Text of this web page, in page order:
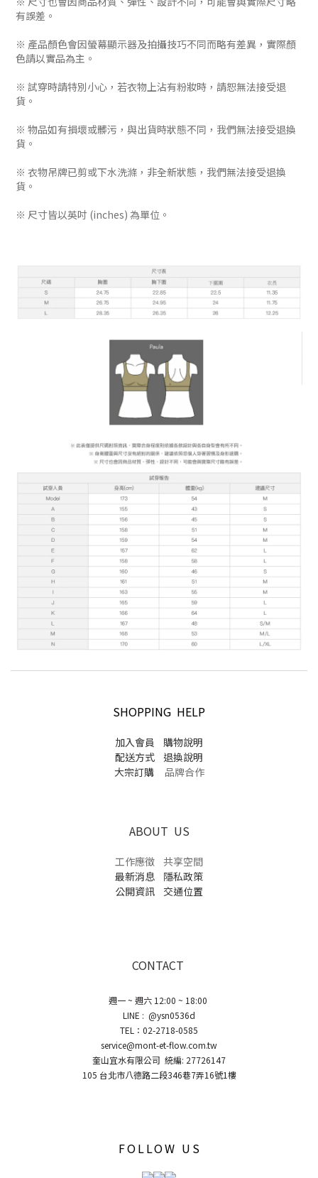
有誤差。
※ 產品顏色會因螢幕顯示器及拍攝技巧不同而略有差異，實際顏
色請以實品為主。
※ 試穿時請特別小心，若衣物上沾有粉妝時，請恕無法接受退
貨。
※ 物品如有損壞或髒污，與出貨時狀態不同，我們無法接受退換
貨。
※ 衣物吊牌已剪或下水洗滌，非全新狀態，我們無法接受退換
貨。
※ 尺寸皆以英吋 (inches) 為單位。
SHOPPING HELP
加入會員
購物說明
配送方式
退換說明
大宗訂購品牌合作
ABOUT US
工作應徵 共享空間
最新消息
隱私政策
公開資訊
交通位置
CONTACT
週一 ~ 週六 12:00 ~ 18:00
LINE : @ysn0536d
TEL：02-2718-0585
service@mont-et-flow.com.tw
奎山宜水有限公司 統編: 27726147
105 台北市八德路二段346巷7弄16號1樓
FOLLOW US